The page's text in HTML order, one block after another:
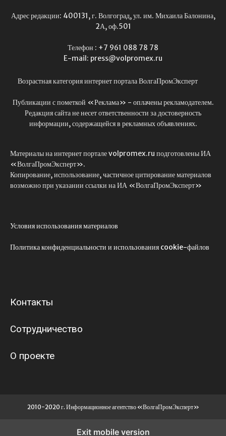
Адрес редакции: 400131, г. Волгоград, ул. им. Михаила Балонина,
2А, оф.501
Телефон : +7 961 088 78 78
E-mail: press@volpromex.ru
Возрастная категория интернет портала ВолгаПромЭксперт
Публикации с пометкой «Реклама» - оплачены рекламодателем.
Редакция сайта не несет ответственности за достоверность
информации, содержащейся в рекламных объявлениях.
Материалы на интернет портале volpromex.ru подготовлены ИА
«ВолгаПромЭксперт».
Копирование, использование, частичное цитирование материалов
возможно при указании ссылки на ИА «ВолгаПромЭксперт»
Условия использования материалов
Политика конфиденциальности и использования cookie-файлов
Контакты
Сотрудничество
О проекте
2010-2020 г. Информационное агентство «ВолгаПромЭксперт»
Exit mobile version